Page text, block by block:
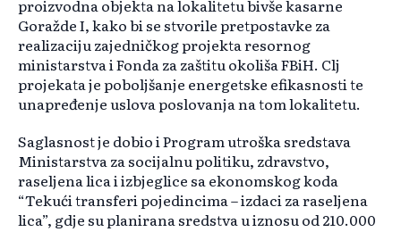
proizvodna objekta na lokalitetu bivše kasarne
Goražde I, kako bi se stvorile pretpostavke za
realizaciju zajedničkog projekta resornog
ministarstva i Fonda za zaštitu okoliša FBiH. Clj
projekata je poboljšanje energetske efikasnosti te
unapređenje uslova poslovanja na tom lokalitetu.
Saglasnost je dobio i Program utroška sredstava
Ministarstva za socijalnu politiku, zdravstvo,
raseljena lica i izbjeglice sa ekonomskog koda
“Tekući transferi pojedincima – izdaci za raseljena
lica”, gdje su planirana sredstva u iznosu od 210.000